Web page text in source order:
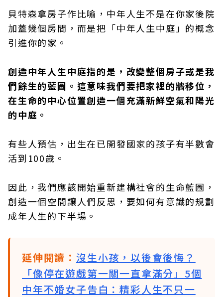
貝特森拿房子作比喻，中年人生不是在你家後院
加蓋幾個房間，而是把「中年人生中庭」的概念
引進你的家。
創造中年人生中庭指的是，改變整個房子或是我
們餘生的藍圖。這意味我們要把家裡的牆移位，
在生命的中心位置創造一個充滿新鮮空氣和陽光
的中庭。
有些人預估，出生在已開發國家的孩子有半數會
活到100歲。
因此，我們應該開始重新建構社會的生命藍圖，
創造一個空間讓人們反思，要如何有意識的規劃
成年人生的下半場。
延伸閱讀： 沒生小孩，以後會後悔？
「像停在遊戲第一關一直拿滿分」5個
中年不婚女子告白：精彩人生不只一